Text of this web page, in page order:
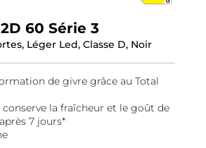
60 Série 3
Léger Led, Classe D, Noir
de givre grâce au Total
la fraîcheur et le goût de
7 jours*